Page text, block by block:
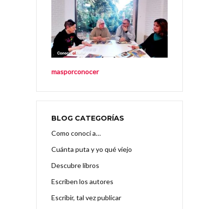
masporconocer
BLOG CATEGORÍAS
Como conocí a…
Cuánta puta y yo qué viejo
Descubre libros
Escriben los autores
Escribir, tal vez publicar